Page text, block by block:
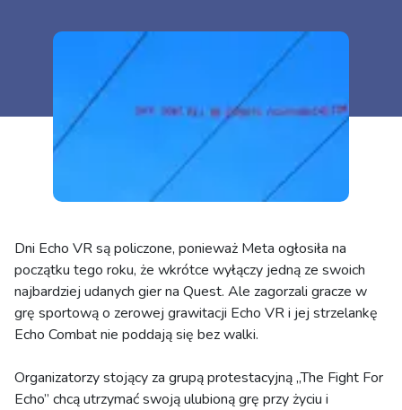
Dni Echo VR są policzone, ponieważ Meta ogłosiła na
początku tego roku, że wkrótce wyłączy jedną ze swoich
najbardziej udanych gier na Quest. Ale zagorzali gracze w
grę sportową o zerowej grawitacji Echo VR i jej strzelankę
Echo Combat nie poddają się bez walki.
Organizatorzy stojący za grupą protestacyjną „The Fight For
Echo” chcą utrzymać swoją ulubioną grę przy życiu i